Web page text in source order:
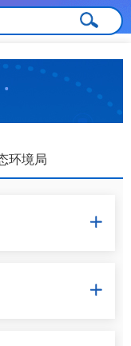
环境局

